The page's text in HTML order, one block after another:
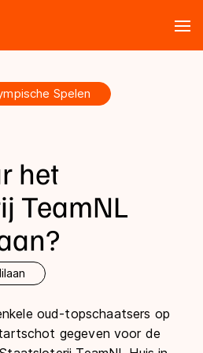
Spelen
het
TeamNL
oud-topschaatsers op
gegeven voor de